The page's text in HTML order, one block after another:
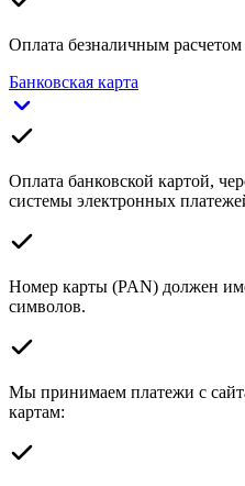
Оплата безналичным расчетом
Банковская карта
Оплата банковской картой,
системы электронных
Номер карты (PAN) должен
символов.
Мы принимаем платежи с
картам: